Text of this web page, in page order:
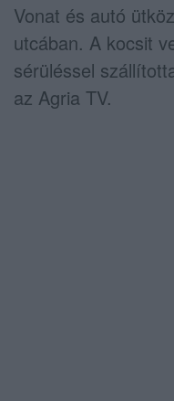
Vonat és autó
utcában. A kocsit
sérüléssel
az Agria TV.